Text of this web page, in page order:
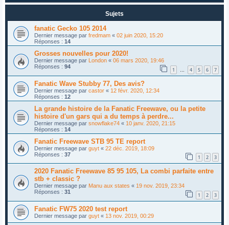
Sujets
fanatic Gecko 105 2014
Dernier message par fredmam « 02 juin 2020, 15:20
Réponses : 14
Grosses nouvelles pour 2020!
Dernier message par London « 06 mars 2020, 19:46
Réponses : 94 1 … 4 5 6 7
Fanatic Wave Stubby 77, Des avis?
Dernier message par castor « 12 févr. 2020, 12:34
Réponses : 12
La grande histoire de la Fanatic Freewave, ou la petite
histoire d'un gars qui a du temps à perdre...
Dernier message par snowflake74 « 10 janv. 2020, 21:15
Réponses : 14
Fanatic Freewave STB 95 TE report
Dernier message par guyt « 22 déc. 2019, 18:09
Réponses : 37 1 2 3
2020 Fanatic Freewave 85 95 105, La combi parfaite entre
stb + classic ?
Dernier message par Manu aux states « 19 nov. 2019, 23:34
Réponses : 31 1 2 3
Fanatic FW75 2020 test report
Dernier message par guyt « 13 nov. 2019, 00:29